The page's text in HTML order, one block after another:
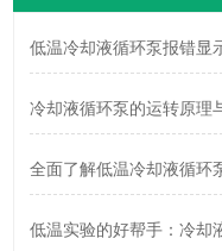
低温冷却液循环泵报错显
冷却液循环泵的运转原理
全面了解低温冷却液循环
低温实验的好帮手：冷却